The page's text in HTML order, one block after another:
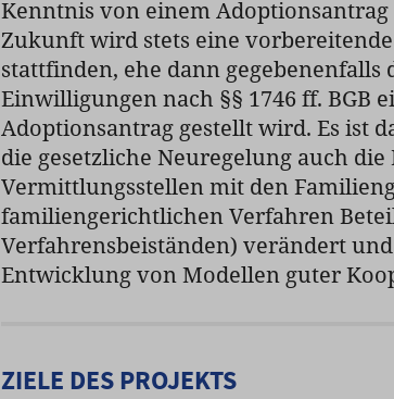
Kenntnis von einem
Zukunft wird stets eine
stattfinden, ehe dann
Einwilligungen nach §§ 1746 ff. BGB
Adoptionsantrag gestellt wird. Es ist
die gesetzliche Neuregelung auch
Vermittlungsstellen mit den
familiengerichtlichen Verfahren
Verfahrensbeiständen) verändert
Entwicklung von Modellen guter
ZIELE DES PROJEKTS